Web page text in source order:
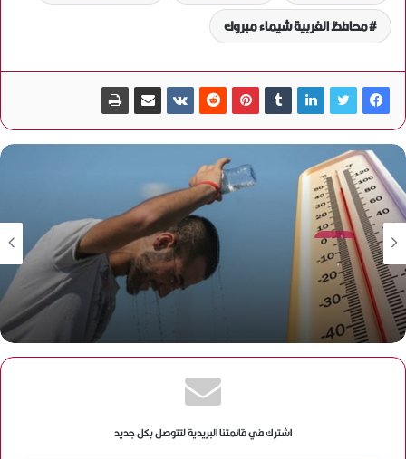
محافظ الغربية شيماء مبروك
أخبار
منذ أسبوع واحد
الأرصاد: استمرار الموجة شديدة الحرارة غدًا وارتفاع الرطوبة
حتى مطلع الأسبوع المقبل
اشترك في قائمتنا البريدية لتتوصل بكل جديد